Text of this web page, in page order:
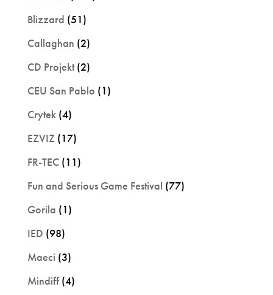
Blizzard (51)
Callaghan (2)
CD Projekt(2)
CEU San Pablo (1)
Crytek(4)
EZVIZ(17)
FR-TEC(11)
Fun and Serious Game Festival (77)
Gorila (1)
IED (98)
Maeci (3)
Mindiff(4)